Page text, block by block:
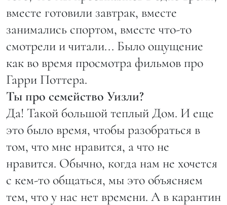
вместе готовили завтрак, вместе
занимались спортом, вместе что-то
смотрели и читали... Было ощущение
как во время просмотра фильмов про
Гарри Поттера.
Ты про семейство Уизли?
Да! Такой большой теплый Дом. И еще
это было время, чтобы разобраться в
том, что мне нравится, а что не
нравится. Обычно, когда нам не хочется
с кем-то общаться, мы это объясняем
тем, что у нас нет времени. А в карантин